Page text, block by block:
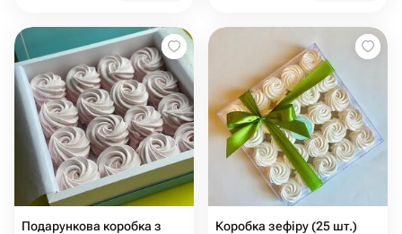
Подарункова коробка з
Коробка зефіру (25 шт.)